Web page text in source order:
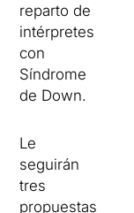
reparto de
intérpretes
con
Síndrome
de Down.
Le
seguirán
tres
propuestas